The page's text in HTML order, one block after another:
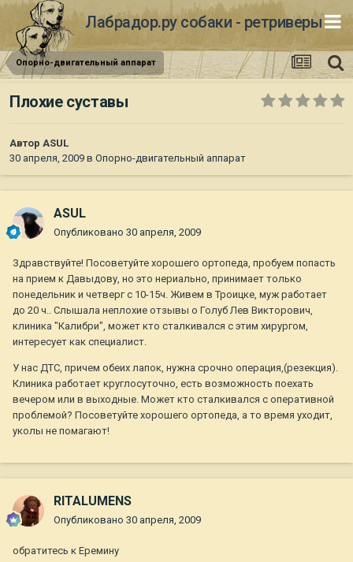
Лабрадор.ру собаки - ретриверы
Опорно-двигательный аппарат
Плохие суставы
Автор ASUL
30 апреля, 2009 в Опорно-двигательный аппарат
ASUL
Опубликовано 30 апреля, 2009
Здравствуйте! Посоветуйте хорошего ортопеда, пробуем попасть
на прием к Давыдову, но это нериально, принимает только
понедельник и четверг с 10-15ч. Живем в Троицке, муж работает
до 20 ч.. Слышала неплохие отзывы о Голуб Лев Викторович,
клиника "Калибри", может кто сталкивался с этим хирургом,
интересует как специалист.
У нас ДТС, причем обеих лапок, нужна срочно операция,(резекция).
Клиника работает круглосуточно, есть возможность поехать
вечером или в выходные. Может кто сталкивался с оперативной
проблемой? Посоветуйте хорошего ортопеда, а то время уходит,
уколы не помагают!
RITALUMENS
Опубликовано 30 апреля, 2009
обратитесь к Еремину